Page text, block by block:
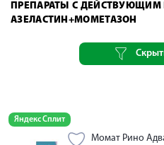
ПРЕПАРАТЫ С
АЗЕЛАСТИН+МОМЕТАЗОН
Яндекс Сплит
Момат Рино